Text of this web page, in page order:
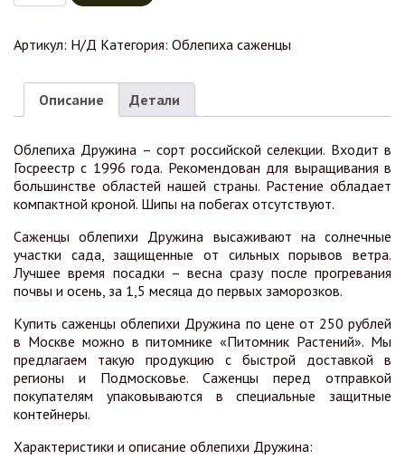
Артикул: Н/Д Категория: Облепиха саженцы
Описание Детали
Облепиха Дружина – сорт российской селекции. Входит в
Госреестр с 1996 года. Рекомендован для выращивания в
большинстве областей нашей страны. Растение обладает
компактной кроной. Шипы на побегах отсутствуют.
Саженцы облепихи Дружина высаживают на солнечные
участки сада, защищенные от сильных порывов ветра.
Лучшее время посадки – весна сразу после прогревания
почвы и осень, за 1,5 месяца до первых заморозков.
Купить саженцы облепихи Дружина по цене от 250 рублей
в Москве можно в питомнике «Питомник Растений». Мы
предлагаем такую продукцию с быстрой доставкой в
регионы и Подмосковье. Саженцы перед отправкой
покупателям упаковываются в специальные защитные
контейнеры.
Характеристики и описание облепихи Дружина: